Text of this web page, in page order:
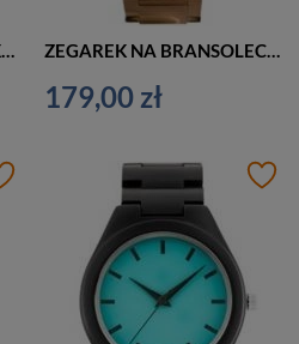
ZEGAREK MĘSKI NA PASKU CASUAL NAVIFORCE - NF9148 (zn085b) gold + BOX ZEGAREK NA BRANSOLECIE ELEGANCKI G. ROSSI - 8245B2-2B3 (zg259f) brown + BOX
179,00 zł